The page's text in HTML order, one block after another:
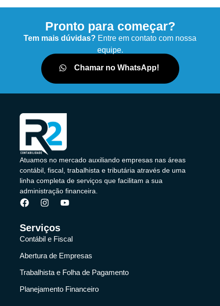
Pronto para começar?
Tem mais dúvidas? Entre em contato com nossa
equipe.
Chamar no WhatsApp!
Atuamos no mercado auxiliando empresas nas áreas
contábil, fiscal, trabalhista e tributária através de uma
linha completa de serviços que facilitam a sua
administração financeira.
Serviços
Contábil e Fiscal
Abertura de Empresas
Trabalhista e Folha de Pagamento
Planejamento Financeiro